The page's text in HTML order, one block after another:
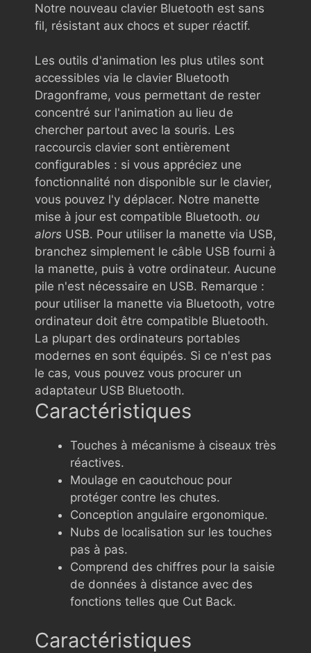
Notre nouveau clavier Bluetooth est sans
fil, résistant aux chocs et super réactif.
Les outils d'animation les plus utiles sont
accessibles via le clavier Bluetooth
Dragonframe, vous permettant de rester
concentré sur l'animation au lieu de
chercher partout avec la souris. Les
raccourcis clavier sont entièrement
configurables : si vous appréciez une
fonctionnalité non disponible sur le clavier,
vous pouvez l'y déplacer. Notre manette
mise à jour est compatible Bluetooth. ou
alors USB. Pour utiliser la manette via USB,
branchez simplement le câble USB fourni à
la manette, puis à votre ordinateur. Aucune
pile n'est nécessaire en USB. Remarque :
pour utiliser la manette via Bluetooth, votre
ordinateur doit être compatible Bluetooth.
La plupart des ordinateurs portables
modernes en sont équipés. Si ce n'est pas
le cas, vous pouvez vous procurer un
adaptateur USB Bluetooth.
Caractéristiques
Touches à mécanisme à ciseaux très
réactives.
Moulage en caoutchouc pour
protéger contre les chutes.
Conception angulaire ergonomique.
Nubs de localisation sur les touches
pas à pas.
Comprend des chiffres pour la saisie
de données à distance avec des
fonctions telles que Cut Back.
Caractéristiques